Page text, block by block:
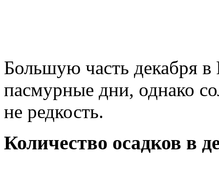
Большую часть декабря
пасмурные дни, однако
не редкость.
Количество осадков в